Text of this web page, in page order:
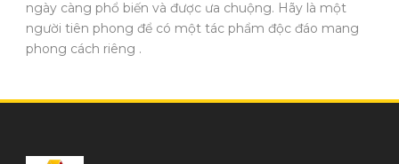
ngày càng phổ biến và được ưa chuộng. Hãy là một
người tiên phong để có một tác phẩm độc đáo mang
phong cách riêng .